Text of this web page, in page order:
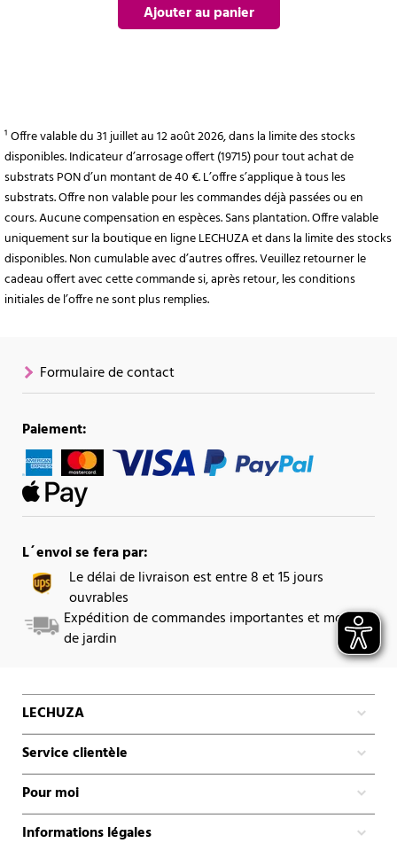
Ajouter au panier
¹ Offre valable du 31 juillet au 12 août 2026, dans la limite des stocks
disponibles. Indicateur d’arrosage offert (19715) pour tout achat de
substrats PON d’un montant de 40 €. L’offre s’applique à tous les
substrats. Offre non valable pour les commandes déjà passées ou en
cours. Aucune compensation en espèces. Sans plantation. Offre valable
uniquement sur la boutique en ligne LECHUZA et dans la limite des stocks
disponibles. Non cumulable avec d’autres offres. Veuillez retourner le
cadeau offert avec cette commande si, après retour, les conditions
initiales de l’offre ne sont plus remplies.
Formulaire de contact
Paiement:
L´envoi se fera par:
Le délai de livraison est entre 8 et 15 jours
ouvrables
Expédition de commandes importantes et mobilier
de jardin
LECHUZA
Service clientèle
Pour moi
Informations légales